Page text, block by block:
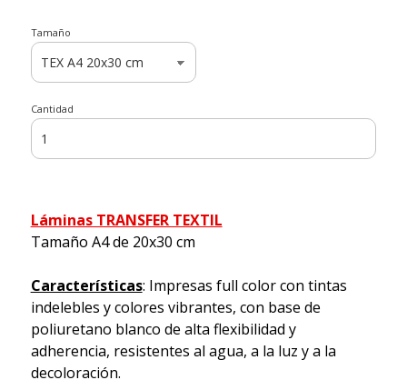
Tamaño
Cantidad
Láminas TRANSFER TEXTIL
Tamaño A4 de 20x30 cm
Características: Impresas full color con tintas
indelebles y colores vibrantes, con base de
poliuretano blanco de alta flexibilidad y
adherencia, resistentes al agua, a la luz y a la
decoloración.